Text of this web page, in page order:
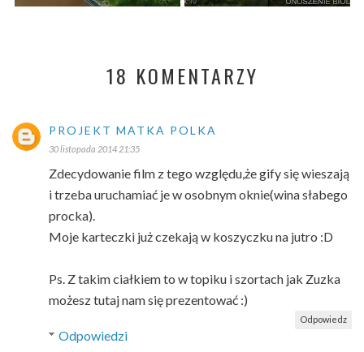
18 KOMENTARZY
PROJEKT MATKA POLKA
30 listopada 2014 21:35
Zdecydowanie film z tego względu,że gify się wieszają
i trzeba uruchamiać je w osobnym oknie(wina słabego
procka).
Moje karteczki już czekają w koszyczku na jutro :D
Ps. Z takim ciałkiem to w topiku i szortach jak Zuzka
możesz tutaj nam się prezentować :)
Odpowiedz
Odpowiedzi